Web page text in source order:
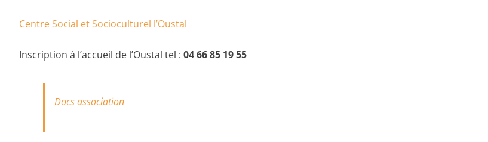
Centre Social et Socioculturel l’Oustal
Inscription à l’accueil de l’Oustal tel : 04 66 85 19 55
Docs association